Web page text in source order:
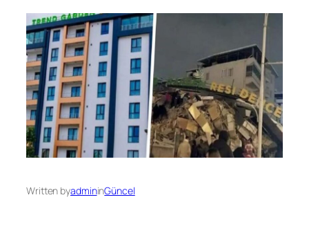
Written byadmininGüncel